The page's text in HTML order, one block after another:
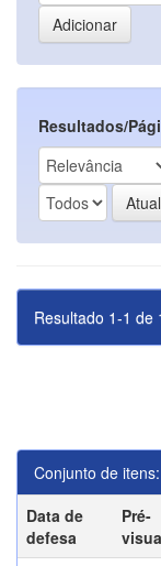
Resultados/
Resultado 1-1 de
Conjunto de itens:
Data de
defesa
Pré-